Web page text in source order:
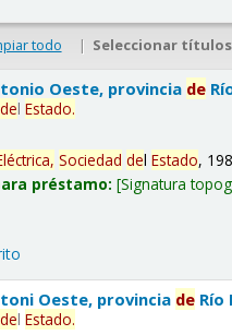
todo | Seleccionar
Oeste, provincia de
delEstado.
Sociedad delEstado,
préstamo: Signatura
Oeste, provincia de Río
delEstado.